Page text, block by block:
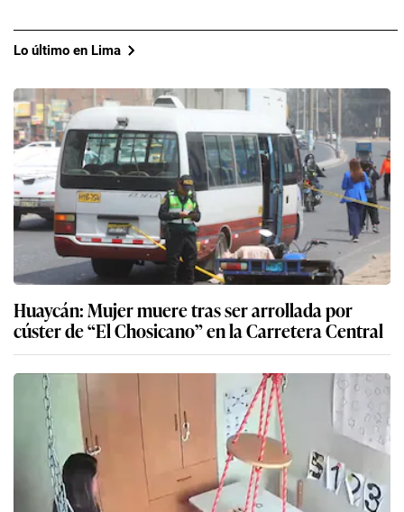
Lo último en Lima
Huaycán: Mujer muere tras ser arrollada por
cúster de “El Chosicano” en la Carretera Central